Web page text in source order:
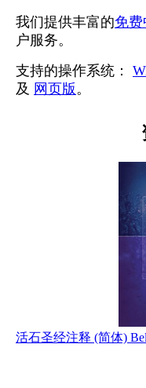
我们提供丰富的免
户服务。
支持的操作系统：
及 网页版。
活石圣经注释 (简体)